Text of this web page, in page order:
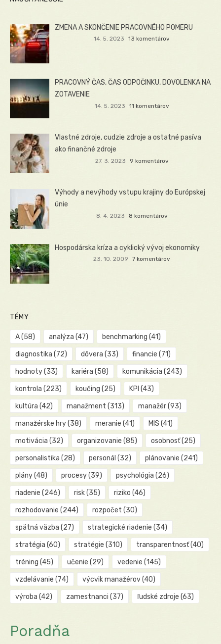
ZMENA A SKONČENIE PRACOVNÉHO POMERU
14. 5. 2023 13 komentárov
PRACOVNÝ ČAS, ČAS ODPOČINKU, DOVOLENKA NA
ZOTAVENIE
14. 5. 2023 11 komentárov
Vlastné zdroje, cudzie zdroje a ostatné pasíva
ako finančné zdroje
27. 3. 2023 9 komentárov
Výhody a nevýhody vstupu krajiny do Európskej
únie
8. 4. 2023 8 komentárov
Hospodárska kríza a cyklický vývoj ekonomiky
23. 10. 2009 7 komentárov
TÉMY
A(58) analýza (47) benchmarking (41)
diagnostika (72) dôvera (33) financie (71)
hodnoty(33) kariéra (58) komunikácia (243)
kontrola (223) koučing (25) KPI (43)
kultúra (42) manažment (313) manažér(93)
manažérske hry(38) meranie (41) MIS (41)
motivácia (32) organizovanie (85) osobnosť(25)
personalistika (28) personál (32) plánovanie (241)
plány(48) procesy(39) psychológia (26)
riadenie (246) risk(35) riziko (46)
rozhodovanie (244) rozpočet (30)
spätná väzba (27) strategické riadenie (34)
stratégia (60) stratégie (310) transparentnosť(40)
tréning (45) učenie (29) vedenie (145)
vzdelávanie (74) výcvik manažérov(40)
výroba (42) zamestnanci (37) ľudské zdroje (63)
Poradňa